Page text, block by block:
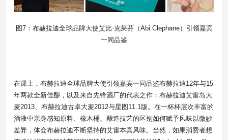
图7：布赫拉迪全球品牌大使艾比·克莱芬（Abi Clephane）引领嘉宾
一同品鉴
在课上，布赫拉迪全球品牌大使引领嘉宾一同品鉴布赫拉迪12年与15
年两款全新佳酿，以及来自先锋酒厂的代表之作：布赫拉迪艾雷岛大
麦2013、布赫拉迪古卓大麦2012与星图11.1版。在一杯杯层次丰富的
酒液中亲身感知原料、橡木桶、酿造技艺的区别如何赋予风味以微妙
差异，体会布赫拉迪不断坚持的艾雷本真风味。当然，如果消费者想